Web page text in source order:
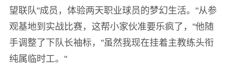
望联队"成员，体验两天职业球员的梦幻生活。"从参
观基地到实战比赛，这帮小家伙准要乐疯了，"他随
手调整了下队长袖标，"虽然我现在挂着主教练头衔
纯属临时工。"